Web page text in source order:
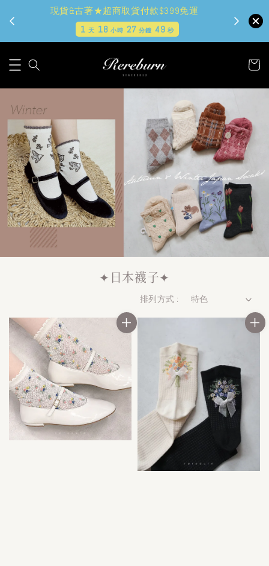
✿夏日好心情✿全站2件9折
1 天 18 小時 27 分鐘 47秒
✦日本襪子✦
排列方式 :